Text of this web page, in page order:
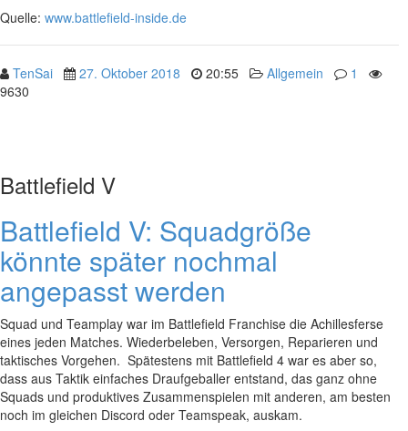
Quelle: www.battlefield-inside.de
TenSai 27. Oktober 2018 20:55 Allgemein
1
9630
Battlefield V
Battlefield V: Squadgröße
könnte später nochmal
angepasst werden
Squad und Teamplay war im Battlefield Franchise die Achillesferse
eines jeden Matches. Wiederbeleben, Versorgen, Reparieren und
taktisches Vorgehen. Spätestens mit Battlefield 4 war es aber so,
dass aus Taktik einfaches Draufgeballer entstand, das ganz ohne
Squads und produktives Zusammenspielen mit anderen, am besten
noch im gleichen Discord oder Teamspeak, auskam.